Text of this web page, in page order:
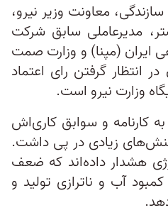
معاونت وزیر نیرو،
مدیرعاملی سابق شرکت
ایران (مپنا) و وزارت صمت
در انتظار گرفتن رای اعتماد
وزارت نیرو است.
کارنامه و سوابق کاری‌اش
زیادی در پی داشت.
هشدار داده‌اند که ضعف
آب و ناترازی تولید و